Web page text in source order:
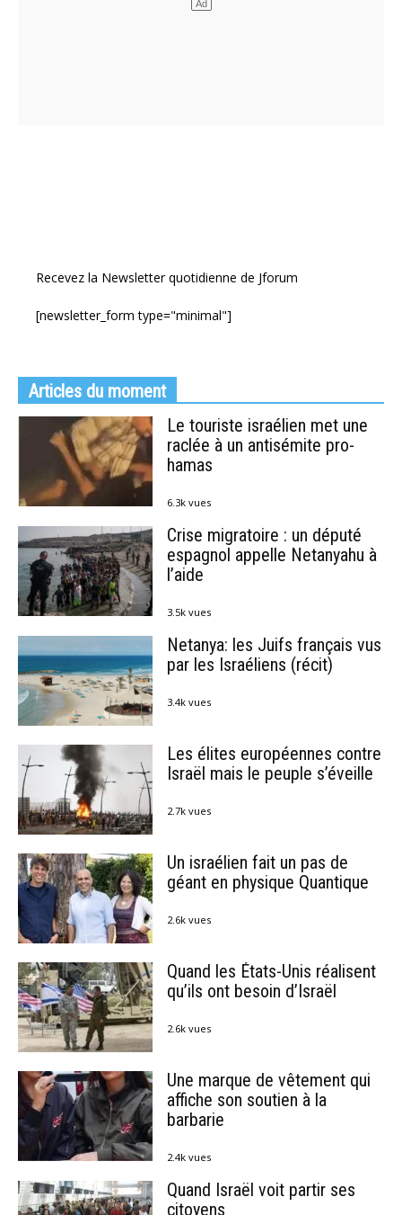
Recevez la Newsletter quotidienne de Jforum
[newsletter_form type="minimal"]
Articles du moment
Le touriste israélien met une
raclée à un antisémite pro-
hamas
6.3k vues
Crise migratoire : un député
espagnol appelle Netanyahu à
l’aide
3.5k vues
Netanya: les Juifs français vus
par les Israéliens (récit)
3.4k vues
Les élites européennes contre
Israël mais le peuple s’éveille
2.7k vues
Un israélien fait un pas de
géant en physique Quantique
2.6k vues
Quand les États-Unis réalisent
qu’ils ont besoin d’Israël
2.6k vues
Une marque de vêtement qui
affiche son soutien à la
barbarie
2.4k vues
Quand Israël voit partir ses
citoyens